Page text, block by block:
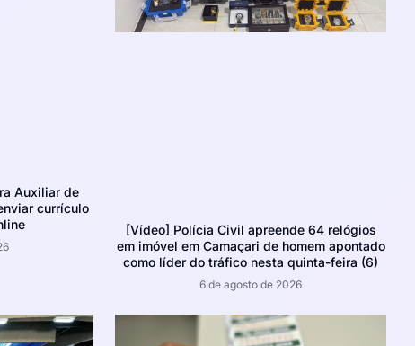
Auxiliar de
currículo
[Vídeo] Polícia Civil apreende 64 relógios
em imóvel em Camaçari de homem apontado
como líder do tráfico nesta quinta-feira (6)
6 de agosto de 2026